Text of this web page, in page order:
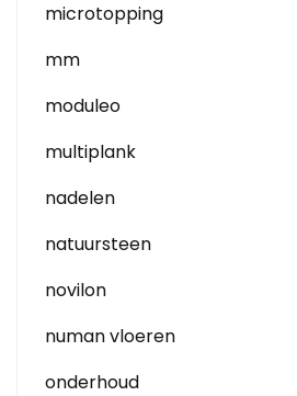
microtopping
mm
moduleo
multiplank
nadelen
natuursteen
novilon
numan vloeren
onderhoud